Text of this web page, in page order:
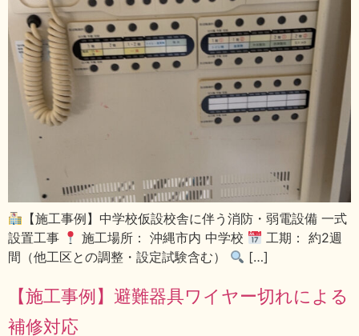
【施工事例】中学校仮設校舎に伴う消防・弱電設備 一式
設置工事
施工場所： 沖縄市内 中学校
工期： 約2週
間（他工区との調整・設定試験含む）
[…]
【施工事例】避難器具ワイヤー切れによる
補修対応